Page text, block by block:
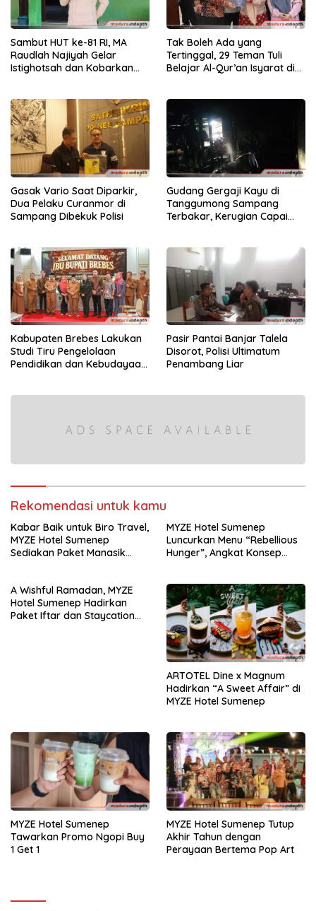
Sambut HUT ke-81 RI, MA
Raudlah Najiyah Gelar
Istighotsah dan Kobarkan
Tak Boleh Ada yang
Tertinggal, 29 Teman Tuli
Belajar Al-Qur’an Isyarat di
Gasak Vario Saat Diparkir,
Dua Pelaku Curanmor di
Sampang Dibekuk Polisi
Gudang Gergaji Kayu di
Tanggumong Sampang
Terbakar, Kerugian Capai
Kabupaten Brebes Lakukan
Studi Tiru Pengelolaan
Pendidikan dan Kebudayaan
Pasir Pantai Banjar Talela
Disorot, Polisi Ultimatum
Penambang Liar
Rekomendasi untuk kamu
Kabar Baik untuk Biro Travel,
MYZE Hotel Sumenep
Sediakan Paket Manasik
MYZE Hotel Sumenep
Luncurkan Menu “Rebellious
Hunger”, Angkat Konsep
A Wishful Ramadan, MYZE
Hotel Sumenep Hadirkan
Paket Iftar dan Staycation
ARTOTEL Dine x Magnum
Hadirkan “A Sweet Affair” di
MYZE Hotel Sumenep
MYZE Hotel Sumenep
Tawarkan Promo Ngopi Buy
1 Get 1
MYZE Hotel Sumenep Tutup
Akhir Tahun dengan
Perayaan Bertema Pop Art